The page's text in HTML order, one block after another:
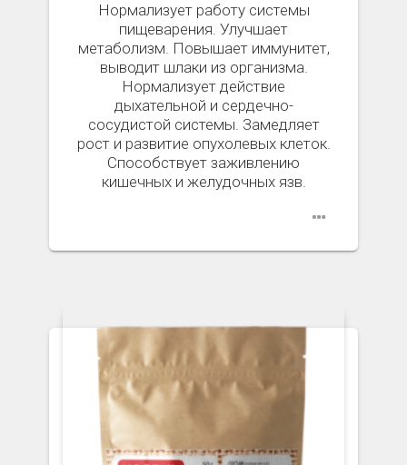
Нормализует работу системы
пищеварения. Улучшает
метаболизм. Повышает иммунитет,
выводит шлаки из организма.
Нормализует действие
дыхательной и сердечно-
сосудистой системы. Замедляет
рост и развитие опухолевых клеток.
Способствует заживлению
кишечных и желудочных язв.